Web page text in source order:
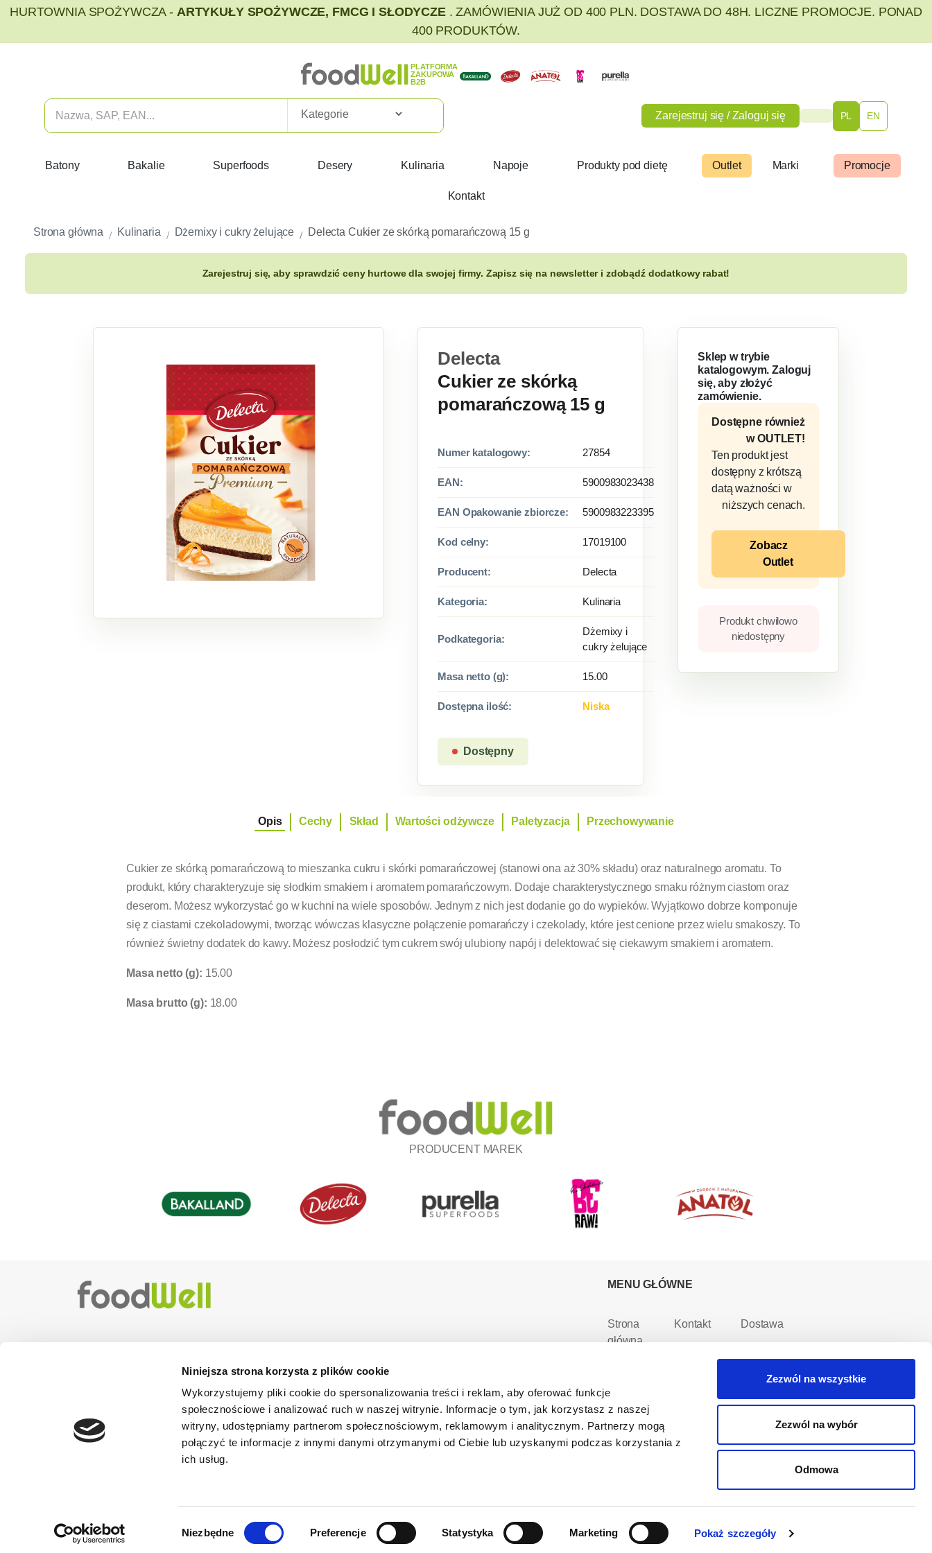
Niniejsza strona korzysta z plików cookie
Wykorzystujemy pliki cookie do spersonalizowania treści i reklam, aby oferować funkcje
społecznościowe i analizować ruch w naszej witrynie. Informacje o tym, jak korzystasz z naszej
witryny, udostępniamy partnerom społecznościowym, reklamowym i analitycznym. Partnerzy mogą
połączyć te informacje z innymi danymi otrzymanymi od Ciebie lub uzyskanymi podczas korzystania z
ich usług.
Niezbędne Preferencje Statystyka Marketing Pokaż szczegóły
Zezwól na wszystkie
Zezwól na wybór
Odmowa
HURTOWNIA SPOŻYWCZA - ARTYKUŁY SPOŻYWCZE, FMCG I SŁODYCZE . ZAMÓWIENIA JUŻ OD 400 PLN. DOSTAWA DO 48H. LICZNE PROMOCJE. PONAD
400 PRODUKTÓW.
PLATFORMA
ZAKUPOWA
B2B
Zarejestruj się / Zaloguj się PL EN
Batony Bakalie Superfoods Desery Kulinaria Napoje Produkty pod dietę Outlet Marki Promocje
Kontakt
Strona główna Kulinaria Dżemixy i cukry żelujące Delecta Cukier ze skórką pomarańczową 15 g
Zarejestruj się, aby sprawdzić ceny hurtowe dla swojej firmy. Zapisz się na newsletter i zdobądź dodatkowy rabat!
Delecta
Cukier ze skórką
pomarańczową 15 g
Numer katalogowy: 27854
EAN: 5900983023438
EAN Opakowanie zbiorcze: 5900983223395
Kod celny: 17019100
Producent: Delecta
Kategoria: Kulinaria
Podkategoria:
Dżemixy i
cukry żelujące
Masa netto (g): 15.00
Dostępna ilość: Niska
Dostępny
Sklep w trybie
katalogowym. Zaloguj
się, aby złożyć
zamówienie.
Dostępne również
w OUTLET!
Ten produkt jest
dostępny z krótszą
datą ważności w
niższych cenach.
Zobacz
Outlet
Produkt chwilowo
niedostępny
Opis Cechy Skład Wartości odżywcze Paletyzacja Przechowywanie
Cukier ze skórką pomarańczową to mieszanka cukru i skórki pomarańczowej (stanowi ona aż 30% składu) oraz naturalnego aromatu. To
produkt, który charakteryzuje się słodkim smakiem i aromatem pomarańczowym. Dodaje charakterystycznego smaku różnym ciastom oraz
deserom. Możesz wykorzystać go w kuchni na wiele sposobów. Jednym z nich jest dodanie go do wypieków. Wyjątkowo dobrze komponuje
się z ciastami czekoladowymi, tworząc wówczas klasyczne połączenie pomarańczy i czekolady, które jest cenione przez wielu smakoszy. To
również świetny dodatek do kawy. Możesz posłodzić tym cukrem swój ulubiony napój i delektować się ciekawym smakiem i aromatem.
Masa netto (g): 15.00
Masa brutto (g): 18.00
PRODUCENT MAREK
SKONTAKTUJ SIĘ Z NAMI!
+48 797 607 300
NASZ ADRES E-MAIL
SPRZEDAZ@B2B.FOODWELL.PL
MENU GŁÓWNE
Strona
główna
Moje
Kontakt Dostawa
Pomoc
prywatności
Oprogramowanie sklepu internetowego dostarcza